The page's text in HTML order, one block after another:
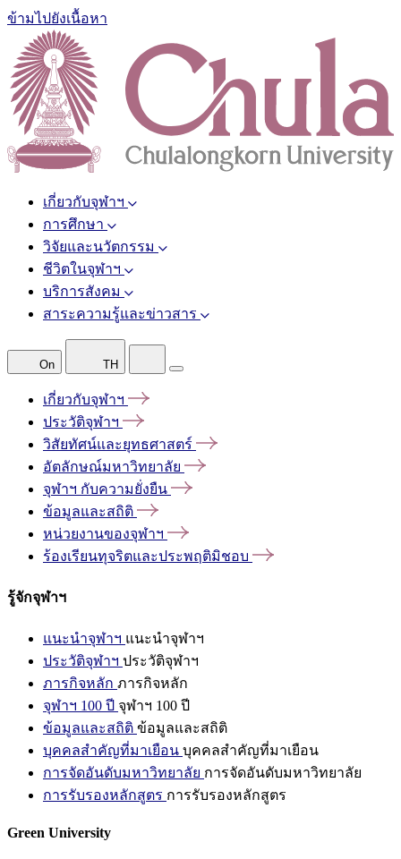
ข้ามไปยังเนื้อหา
เกี่ยวกับจุฬาฯ
การศึกษา
วิจัยและนวัตกรรม
ชีวิตในจุฬาฯ
บริการสังคม
สาระความรู้และข่าวสาร
On TH
เกี่ยวกับจุฬาฯ
ประวัติจุฬาฯ
วิสัยทัศน์และยุทธศาสตร์
อัตลักษณ์มหาวิทยาลัย
จุฬาฯ กับความยั่งยืน
ข้อมูลและสถิติ
หน่วยงานของจุฬาฯ
ร้องเรียนทุจริตและประพฤติมิชอบ
รู้จักจุฬาฯ
แนะนำจุฬาฯ แนะนำจุฬาฯ
ประวัติจุฬาฯ ประวัติจุฬาฯ
ภารกิจหลัก ภารกิจหลัก
จุฬาฯ 100 ปี จุฬาฯ 100 ปี
ข้อมูลและสถิติ ข้อมูลและสถิติ
บุคคลสำคัญที่มาเยือน บุคคลสำคัญที่มาเยือน
การจัดอันดับมหาวิทยาลัย การจัดอันดับมหาวิทยาลัย
การรับรองหลักสูตร การรับรองหลักสูตร
Green University